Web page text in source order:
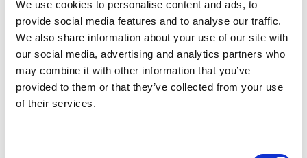
We use cookies to personalise content and ads, to
provide social media features and to analyse our traffic.
We also share information about your use of our site with
our social media, advertising and analytics partners who
may combine it with other information that you’ve
provided to them or that they’ve collected from your use
of their services.
persoonlijke ervaring in een authentieke setting. Perfect
voor wie wil ontspannen of de regio op de fiets wil
verkennen.
Interesse naar meer leuke bed & breakfasts op De
Langstraat? Klik danhier!
CONTACT